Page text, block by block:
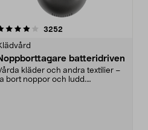
3252
batteridriven
kläder och andra textilier –
bort noppor och ludd.
4.5av 5 stjärnor